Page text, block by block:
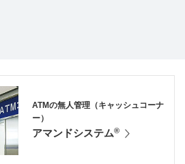
ATMの無人管理（キャッシュコーナ
ー）
アマンドシステム®